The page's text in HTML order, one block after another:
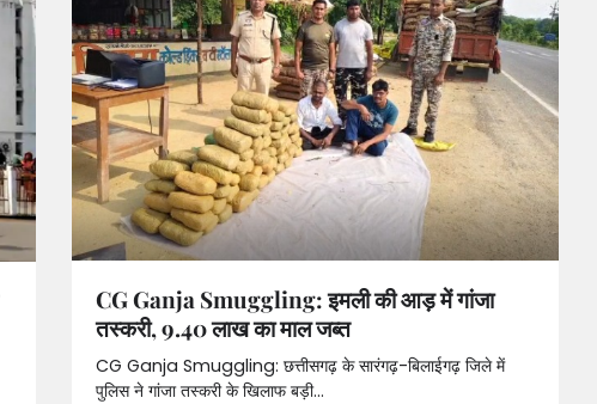
CG Ganja Smuggling: इमली की आड़ में गांजा
तस्करी, 9.40 लाख का माल जब्त
CG Ganja Smuggling: छत्तीसगढ़ के सारंगढ़-बिलाईगढ़ जिले में
पुलिस ने गांजा तस्करी के खिलाफ बड़ी…